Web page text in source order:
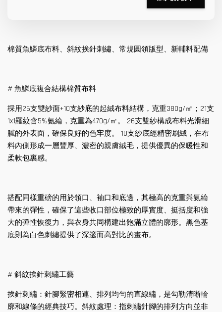
棉質魚鱗底布料、斜紋挨針刺繡、常規圓領版型、新輔料配備
# 魚鱗底複合結構棉質布料
採用26支雙紗面+10支紗底的起絨布料結構，克重380g/㎡；21支
1x1羅紋含5%氨綸，克重為470g/㎡。 26支雙紗構成布料光滑細
膩的外表面，確保良好的色牢度。 10支紗底經精密刷絨，在布
料內側形成一層豐厚、濃密的親膚絨毛，提供優異的保暖性和
柔軟包裹感。
搭配同樣重磅的用於領口、袖口和底邊，其極高的克重與氨綸
帶來的彈性，確保了這些收口部位極致的厚實度、挺括度和強
大的彈性恢復力，與衣身共同構建出飽滿立體的廓形。黑色基
底則為白色刺繡提供了深邃而高對比的畫布。
# 斜紋挨針刺繡工藝
挨針刺繡：針腳緊密相連、排列均勻的直線繡，是勾勒清晰輪
廓和線條的經典技巧。斜紋處理：指刺繡針腳的排列方向並非